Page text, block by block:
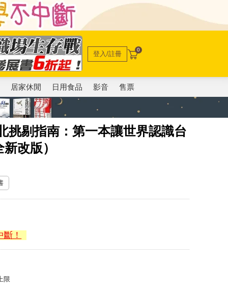
登入/註冊 0
居家休閒 日用食品 影音 售票
挑剔指南：第一本讓世界認識台
改版）
！
限